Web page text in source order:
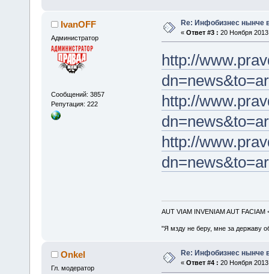
IvanOFF
Администратор
Сообщений: 3857
Репутация: 222
Re: Инфобизнес нынче
« Ответ #3 : 20 Ноября
http://
http://
http://
AUT VIAM INVENIAM AUT FACIAM
"Я мзду не беру, мне за державу
Onkel
Гл. модератор
Re: Инфобизнес нынче
« Ответ #4 : 20 Ноября